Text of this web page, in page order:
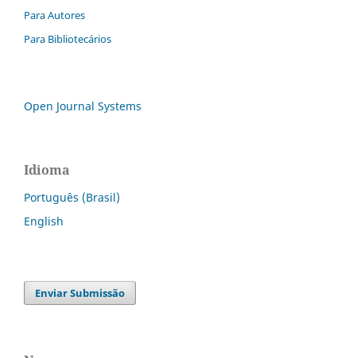
Para Autores
Para Bibliotecários
Open Journal Systems
Idioma
Português (Brasil)
English
Enviar Submissão